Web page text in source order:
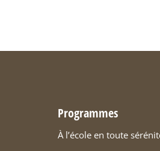
Programmes
À l’école en toute